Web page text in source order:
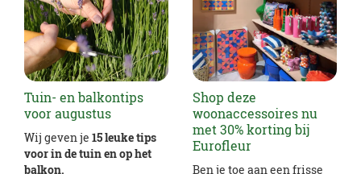
Tuin- en balkontips
voor augustus
Wij geven je 15 leuke tips
voor in de tuin en op het
balkon.
Shop deze
woonaccessoires nu
met 30% korting bij
Eurofleur
Ben je toe aan een frisse